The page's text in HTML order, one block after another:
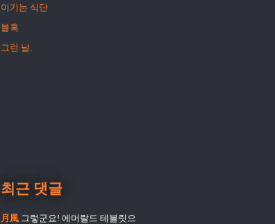
이기는 식단
불혹
그런 날.
최근 댓글
月風 그렇군요! 에머랄드 테블릿으